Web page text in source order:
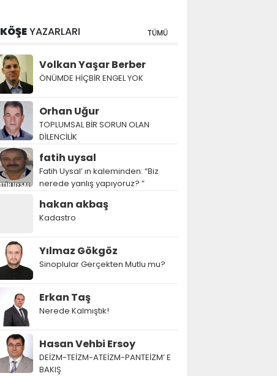
KÖŞEYAZARLARI TÜMÜ
Volkan Yaşar Berber
ÖNÜMDE HİÇBİR ENGEL YOK
Orhan Uğur
TOPLUMSAL BİR SORUN OLAN
DİLENCİLİK
fatih uysal
Fatih Uysal’ ın kaleminden: “Biz
nerede yanlış yapıyoruz? ”
hakan akbaş
Kadastro
Yılmaz Gökgöz
Sinoplular Gerçekten Mutlu mu?
Erkan Taş
Nerede Kalmıştık!
Hasan Vehbi Ersoy
DEİZM-TEİZM-ATEİZM-PANTEİZM’ E
BAKIŞ